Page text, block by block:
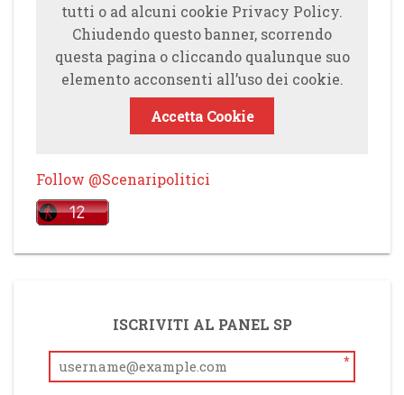
tutti o ad alcuni cookie Privacy Policy.
Chiudendo questo banner, scorrendo
questa pagina o cliccando qualunque suo
elemento acconsenti all’uso dei cookie.
Accetta Cookie
Follow @Scenaripolitici
ISCRIVITI AL PANEL SP
*